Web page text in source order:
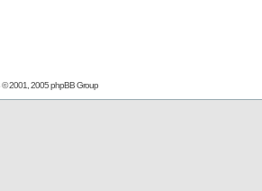
© 2001, 2005 phpBB Group